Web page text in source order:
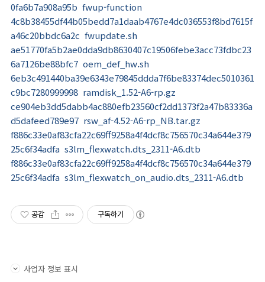
0fa6b7a908a95b fwup-function
4c8b38455df44b05bedd7a1daab4767e4dc036553f8bd7615f
a46c20bbdc6a2c fwupdate.sh
ae51770fa5b2ae0dda9db8630407c19506febe3acc73fdbc23
6a7126be88bfc7 oem_def_hw.sh
6eb3c491440ba39e6343e79845ddda7f6be83374dec5010361
c9bc7280999998 ramdisk_1.52-A6-rp.gz
ce904eb3dd5dabb4ac880efb23560cf2dd1373f2a47b83336a
d5dafeed789e97 rsw_af-4.52-A6-rp_NB.tar.gz
f886c33e0af83cfa22c69ff9258a4f4dcf8c756570c34a644e379
25c6f34adfa s3lm_flexwatch.dts_2311-A6.dtb
f886c33e0af83cfa22c69ff9258a4f4dcf8c756570c34a644e379
25c6f34adfa s3lm_flexwatch_on_audio.dts_2311-A6.dtb
공감 구독하기
사업자 정보 표시